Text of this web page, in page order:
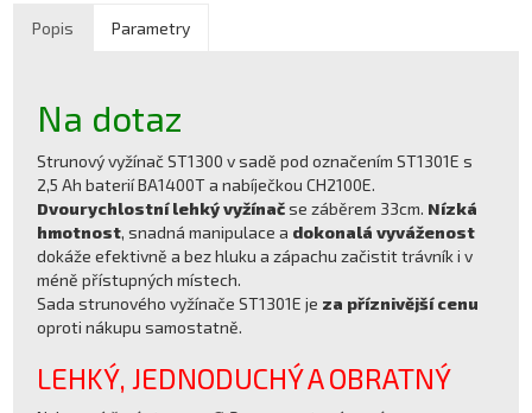
Popis Parametry
Na dotaz
Strunový vyžínač ST1300 v sadě pod označením ST1301E s
2,5 Ah baterií BA1400T a nabíječkou CH2100E.
Dvourychlostní lehký vyžínačse záběrem 33cm. Nízká
hmotnost, snadná manipulace a dokonalá vyváženost
dokáže efektivně a bez hluku a zápachu začistit trávník i v
méně přístupných místech.
Sada strunového vyžínače ST1301E je za příznivější cenu
oproti nákupu samostatně.
LEHKÝ, JEDNODUCHÝ A OBRATNÝ